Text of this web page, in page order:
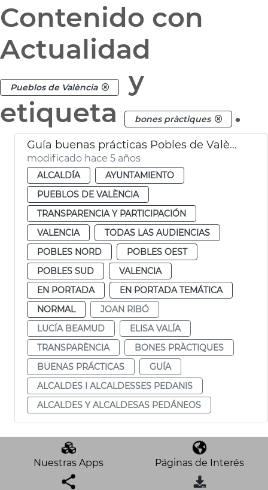
Contenido con
Actualidad
Pueblos de València
y
etiqueta
bones pràctiques .
Guía buenas prácticas Pobles de València
modificado hace 5 años
ALCALDÍA
AYUNTAMIENTO
PUEBLOS DE VALÈNCIA
TRANSPARENCIA Y PARTICIPACIÓN
VALENCIA
TODAS LAS AUDIENCIAS
POBLES NORD
POBLES OEST
POBLES SUD
VALENCIA
EN PORTADA
EN PORTADA TEMÁTICA
NORMAL
JOAN RIBÓ
LUCÍA BEAMUD
ELISA VALÍA
TRANSPARÈNCIA
BONES PRÀCTIQUES
BUENAS PRÁCTICAS
GUÍA
ALCALDES I ALCALDESSES PEDANIS
ALCALDES Y ALCALDESAS PEDÁNEOS
Nuestras Apps Páginas de Interés